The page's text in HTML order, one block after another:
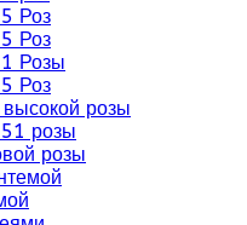
Роз
Роз
Розы
Роз
высокой розы
розы
розы